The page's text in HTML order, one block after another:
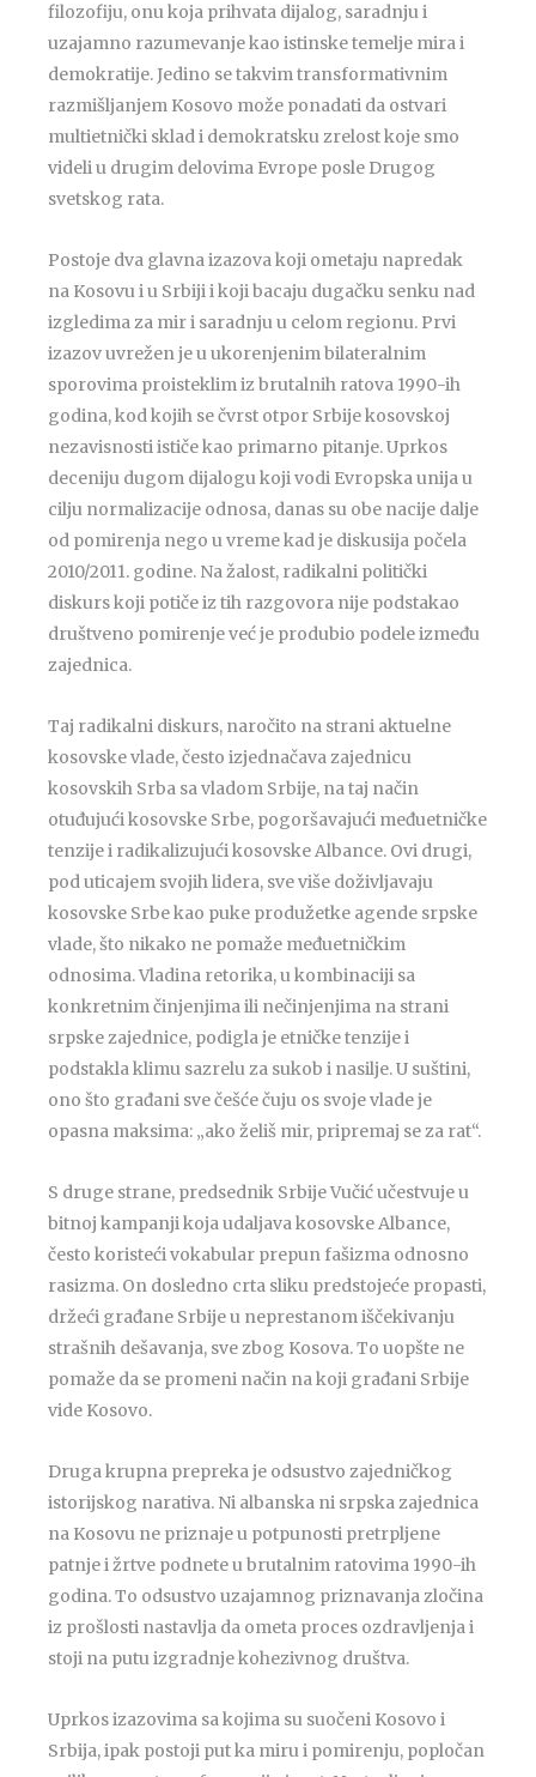
filozofiju, onu koja prihvata dijalog, saradnju i
uzajamno razumevanje kao istinske temelje mira i
demokratije. Jedino se takvim transformativnim
razmišljanjem Kosovo može ponadati da ostvari
multietnički sklad i demokratsku zrelost koje smo
videli u drugim delovima Evrope posle Drugog
svetskog rata.
Postoje dva glavna izazova koji ometaju napredak
na Kosovu i u Srbiji i koji bacaju dugačku senku nad
izgledima za mir i saradnju u celom regionu. Prvi
izazov uvrežen je u ukorenjenim bilateralnim
sporovima proisteklim iz brutalnih ratova 1990-ih
godina, kod kojih se čvrst otpor Srbije kosovskoj
nezavisnosti ističe kao primarno pitanje. Uprkos
deceniju dugom dijalogu koji vodi Evropska unija u
cilju normalizacije odnosa, danas su obe nacije dalje
od pomirenja nego u vreme kad je diskusija počela
2010/2011. godine. Na žalost, radikalni politički
diskurs koji potiče iz tih razgovora nije podstakao
društveno pomirenje već je produbio podele između
zajednica.
Taj radikalni diskurs, naročito na strani aktuelne
kosovske vlade, često izjednačava zajednicu
kosovskih Srba sa vladom Srbije, na taj način
otuđujući kosovske Srbe, pogoršavajući međuetničke
tenzije i radikalizujući kosovske Albance. Ovi drugi,
pod uticajem svojih lidera, sve više doživljavaju
kosovske Srbe kao puke produžetke agende srpske
vlade, što nikako ne pomaže međuetničkim
odnosima. Vladina retorika, u kombinaciji sa
konkretnim činjenjima ili nečinjenjima na strani
srpske zajednice, podigla je etničke tenzije i
podstakla klimu sazrelu za sukob i nasilje. U suštini,
ono što građani sve češće čuju os svoje vlade je
opasna maksima: „ako želiš mir, pripremaj se za rat“.
S druge strane, predsednik Srbije Vučić učestvuje u
bitnoj kampanji koja udaljava kosovske Albance,
često koristeći vokabular prepun fašizma odnosno
rasizma. On dosledno crta sliku predstojeće propasti,
držeći građane Srbije u neprestanom iščekivanju
strašnih dešavanja, sve zbog Kosova. To uopšte ne
pomaže da se promeni način na koji građani Srbije
vide Kosovo.
Druga krupna prepreka je odsustvo zajedničkog
istorijskog narativa. Ni albanska ni srpska zajednica
na Kosovu ne priznaje u potpunosti pretrpljene
patnje i žrtve podnete u brutalnim ratovima 1990-ih
godina. To odsustvo uzajamnog priznavanja zločina
iz prošlosti nastavlja da ometa proces ozdravljenja i
stoji na putu izgradnje kohezivnog društva.
Uprkos izazovima sa kojima su suočeni Kosovo i
Srbija, ipak postoji put ka miru i pomirenju, popločan